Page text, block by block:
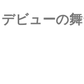
ビューの